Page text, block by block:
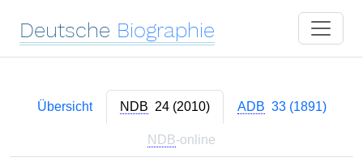
Deutsche Biographie
Übersicht NDB 24 (2010) ADB 33 (1891)
NDB-online